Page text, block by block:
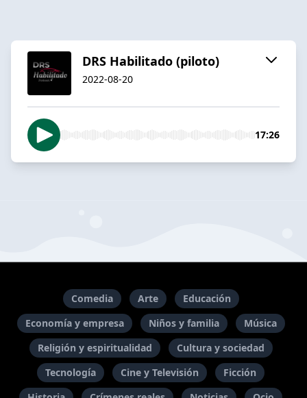
DRS Habilitado (piloto)
2022-08-20
17:26
Comedia Arte
Educación
Economía y empresa
Niños y familia
Música
Religión y espiritualidad
Cultura y sociedad
Tecnología
Cine y Televisión
Ficción